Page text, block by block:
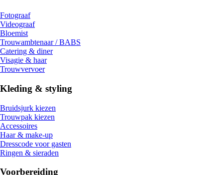
Fotograaf
Videograaf
Bloemist
Trouwambtenaar / BABS
Catering & diner
Visagie & haar
Trouwvervoer
Kleding & styling
Bruidsjurk kiezen
Trouwpak kiezen
Accessoires
Haar & make-up
Dresscode voor gasten
Ringen & sieraden
Voorbereiding